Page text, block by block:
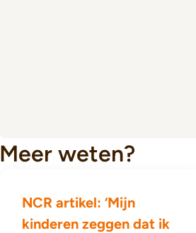
Meer weten?
NCR artikel: ‘Mijn
kinderen zeggen dat ik